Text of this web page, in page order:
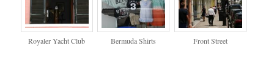
Royaler Yacht Club Bermuda Shirts Front Street